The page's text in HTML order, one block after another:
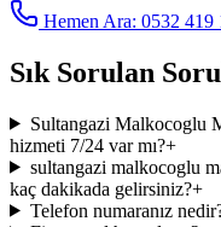
Hemen Ara: 0532 419
Sık Sorulan
Sultangazi Malkocoglu
hizmeti 7/24 var mı?+
sultangazi malkocoglu
kaç dakikada gelirsiniz?+
Telefon numaranız